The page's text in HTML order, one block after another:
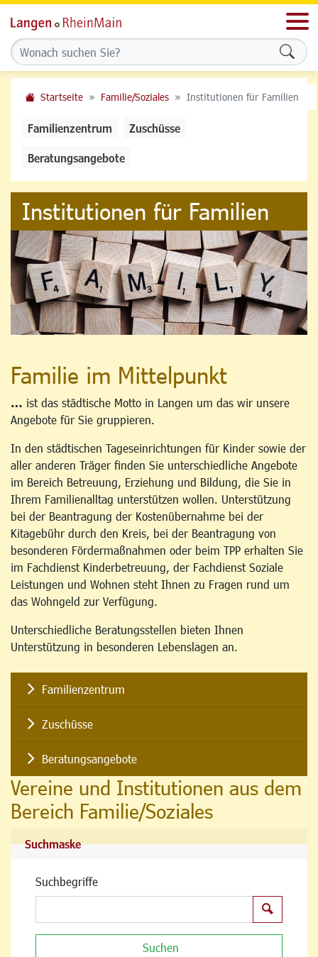
Startseite Familie/Soziales Institutionen für Familien
Familienzentrum Zuschüsse
Beratungsangebote
Institutionen für Familien
Familie im Mittelpunkt
… ist das städtische Motto in Langen um das wir unsere
Angebote für Sie gruppieren.
In den städtischen Tageseinrichtungen für Kinder sowie der
aller anderen Träger finden Sie unterschiedliche Angebote
im Bereich Betreuung, Erziehung und Bildung, die Sie in
Ihrem Familienalltag unterstützen wollen. Unterstützung
bei der Beantragung der Kostenübernahme bei der
Kitagebühr durch den Kreis, bei der Beantragung von
besonderen Fördermaßnahmen oder beim TPP erhalten Sie
im Fachdienst Kinderbetreuung, der Fachdienst Soziale
Leistungen und Wohnen steht Ihnen zu Fragen rund um
das Wohngeld zur Verfügung.
Unterschiedliche Beratungsstellen bieten Ihnen
Unterstützung in besonderen Lebenslagen an.
Familienzentrum
Zuschüsse
Beratungsangebote
Vereine und Institutionen aus dem
Bereich Familie/Soziales
Suchmaske
Suchbegriffe
Suchen